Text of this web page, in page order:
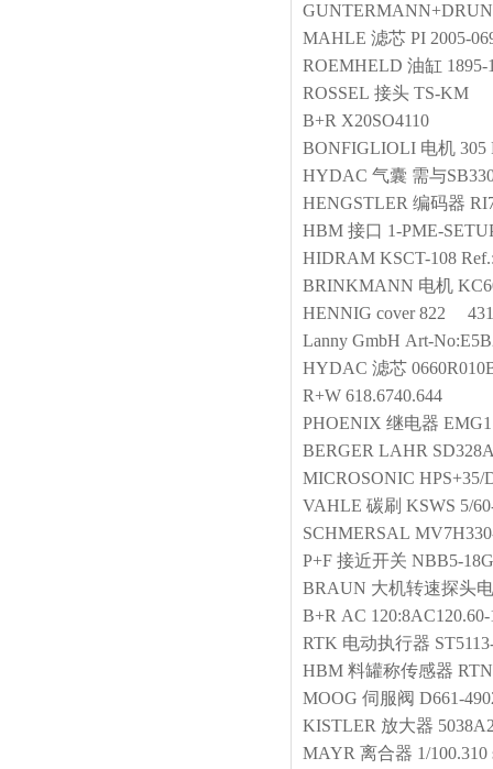
MAHLE 滤芯 PI 2005-
ROEMHELD 油缸 1895-
ROSSEL 接头 TS-KM
B+R X20SO4110
BONFIGLIOLI 电机 305
HYDAC 气囊 需与
HENGSTLER 编码器
HBM 接口 1-PME-
HIDRAM KSCT-108
BRINKMANN 电机
HENNIG cover 822
Lanny GmbH Art-
HYDAC 滤芯
R+W 618.6740.644
PHOENIX 继电器
BERGER LAHR
MICROSONIC HPS+35/
VAHLE 碳刷 KSWS 5/
SCHMERSAL
P+F 接近开关 NBB5-
BRAUN 大机转速探头
B+R AC 120:8AC120.60-
RTK 电动执行器
HBM 料罐称传感器
MOOG 伺服阀 D661-
KISTLER 放大器
MAYR 离合器 1/100.310